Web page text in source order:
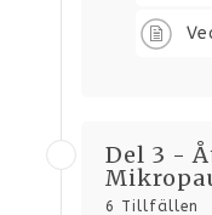
Del 3 -
6 Tillfällen